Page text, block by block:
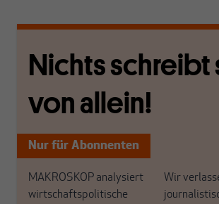
Nichts schreibt
von allein!
Nur für Abonnenten
MAKROSKOP analysiert
wirtschaftspolitische
Wir